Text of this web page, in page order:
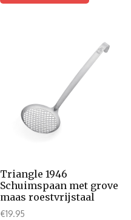
Triangle 1946
Schuimspaan met grove
maas roestvrijstaal
€19.95